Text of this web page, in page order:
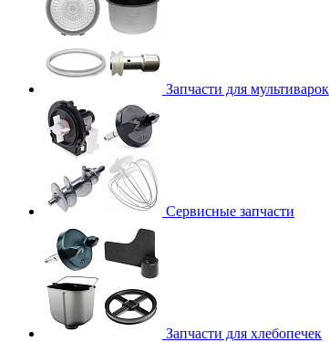
Запчасти для мультиварок
Сервисные запчасти
Запчасти для хлебопечек